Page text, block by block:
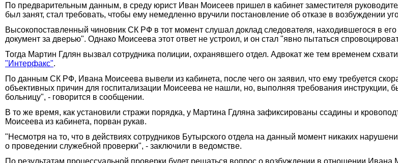
По предварительным данным, в среду юрист Иван Моисеев пришел в кабинет заместителя
был занят, стал требовать, чтобы ему немедленно вручили постановление об отказе в возбуждении
Высокопоставленный чиновник СК РФ в тот момент слушал доклад следователя, находившегося в
документ за дверью". Однако Моисеева этот ответ не устроил, и он стал "явно пытаться
Тогда Мартин Гдлян вызвал сотрудника полиции, охранявшего отдел. Адвокат же тем временем
"Интерфакс".
По данным СК РФ, Ивана Моисеева вывели из кабинета, после чего он заявил, что ему требуется
объективных причин для госпитализации Моисеева не нашли, но, выполняя требования инструкции,
больницу", - говорится в сообщении.
В то же время, как установили стражи порядка, у Мартина Гдляна зафиксированы ссадины и
Моисеева из кабинета, порван рукав.
"Несмотря на то, что в действиях сотрудников Бутырского отдела на данный момент никаких
о проведении служебной проверки", - заключили в ведомстве.
По результатам процессуальной проверки будет решаться вопрос о возбуждении в отношении